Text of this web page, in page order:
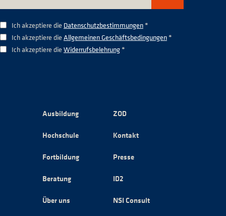
Ich akzeptiere die Datenschutzbestimmungen*
Ich akzeptiere die Allgemeinen Geschäftsbedingungen*
Ich akzeptiere die Widerrufsbelehrung*
Ausbildung
Hochschule
Fortbildung
Beratung
Über uns
ZOD
Kontakt
Presse
ID2
NSI Consult